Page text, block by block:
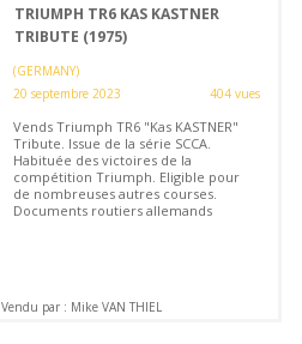
TRIUMPH TR6 KAS KASTNER
TRIBUTE (1975)
(GERMANY)
20 septembre 2023
404 vues
Vends Triumph TR6 "Kas KASTNER"
Tribute. Issue de la série SCCA.
Habituée des victoires de la
compétition Triumph. Eligible pour
de nombreuses autres courses.
Documents routiers allemands
Vendu par : Mike VAN THIEL